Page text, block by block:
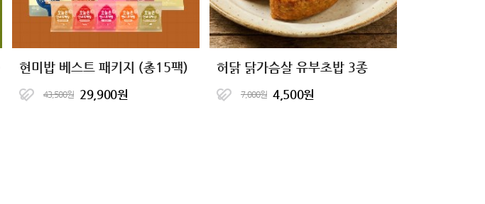
현미밥 베스트 패키지 (총15팩)
43,500원 29,900원
허닭 닭가슴살 유부초밥 3종
7,000원 4,500원